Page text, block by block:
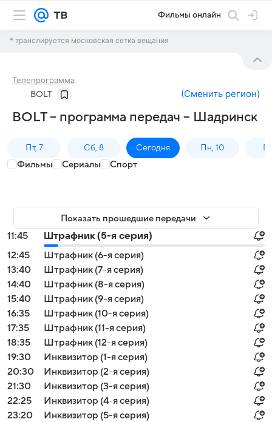
Фильмы онлайн
* транслируется московская сетка вещания
Телепрограмма
BOLT (Сменить регион)
BOLT – программа передач – Шадринск
Пт, 7 Сб, 8 Сегодня Пн, 10
Фильмы Сериалы Спорт
Показать прошедшие передачи
11:45
Штрафник (5-я серия)
12:45
Штрафник (6-я серия)
13:40
Штрафник (7-я серия)
14:40
Штрафник (8-я серия)
15:40
Штрафник (9-я серия)
16:35
Штрафник (10-я серия)
17:35
Штрафник (11-я серия)
18:35
Штрафник (12-я серия)
19:30
Инквизитор (1-я серия)
20:30
Инквизитор (2-я серия)
21:30
Инквизитор (3-я серия)
22:25
Инквизитор (4-я серия)
23:20
Инквизитор (5-я серия)